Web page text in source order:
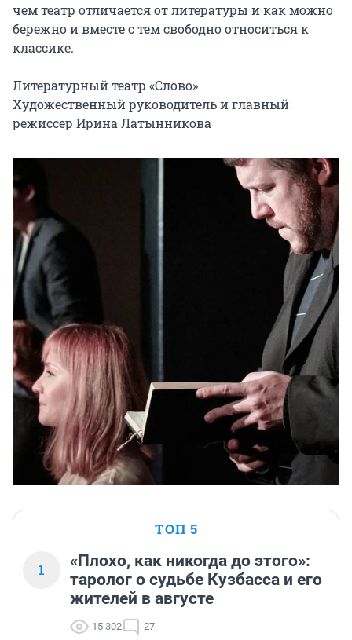
чем театр отличается от литературы и как можно
бережно и вместе с тем свободно относиться к
классике.
Литературный театр «Слово»
Художественный руководитель и главный
режиссер Ирина Латынникова
ТОП 5
1
«Плохо, как никогда до этого»:
таролог о судьбе Кузбасса и его
жителей в августе
15 302 27